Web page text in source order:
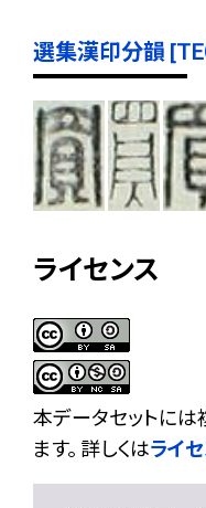
選集漢印分韻
ライセンス
本データセットに
ます。 詳しくはライ